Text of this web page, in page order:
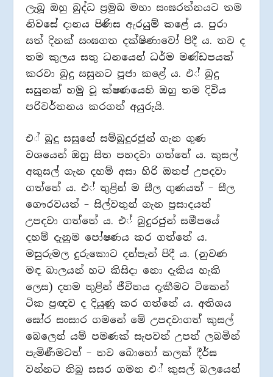
ලැබූ ඔහු බුද්ධ ප‍්‍රමුඛ මහා සංඝරත්නයට තම
නිවසේ දානය පිණිස ඇරයුම් කළේ ය. පුරා
සත් දිනක් සංඝගත දක්ෂිණාවෝ පිදී ය. තව ද
තම කුලය සතු ධනයෙන් ධර්ම මණ්ඩපයක්
කරවා බුදු සසුනට පූජා කළේ ය. එ් බුදු
සසුනක් හමු වූ ක්ෂණයෙහි ඔහු තම දිවිය
පරිවර්තනය කරගත් අයුරුයි.
එ් බුදු සසුනේ සම්බුදුරජුන් ගැන ගුණ
වශයෙන් ඔහු සිත පහදවා ගත්තේ ය. කුසල්
අකුසල් ගැන දහම් අසා හිරි ඔතප් උපදවා
ගත්තේ ය. එ් තුළින් ම සීල ගුණයත් – සීල
ගෞරවයත් – සිල්වතුන් ගැන ප‍්‍රසාදයත්
උපදවා ගත්තේ ය. එ් බුදුරජුන් සමීපයේ
දහම් දැනුම පෝෂණය කර ගත්තේ ය.
මසුරුමල දුරුකොට දන්පැන් පිදී ය. (නුවණ
මඳ බාලයන් හට කිසිදා නො දැකිය හැකි
ලෙස) දහම තුළින් ජීවිතය දැකීමට ටිකෙන්
ටික ප‍්‍රඥව ද දියුණු කර ගත්තේ ය. අතිශය
ඝෝර සංසාර ගමනේ මේ උපදවාගත් කුසල්
බෙලෙන් යම් පමණක් සැපවත් උපත් ලබමින්
පැමිණීමටත් – තව බොහෝ කලක් දීර්ඝ
වන්නට තිබූ සසර ගමන එ් කුසල් බලයෙන්